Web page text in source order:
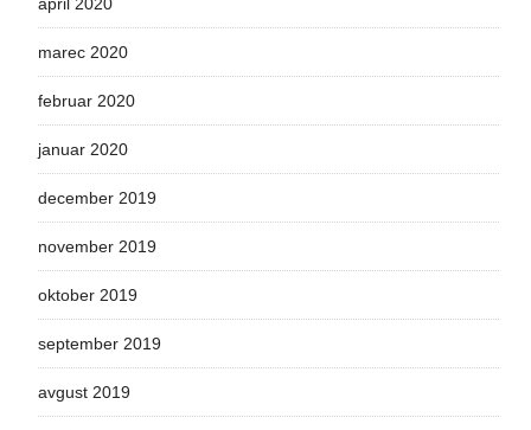
april 2020
marec 2020
februar 2020
januar 2020
december 2019
november 2019
oktober 2019
september 2019
avgust 2019